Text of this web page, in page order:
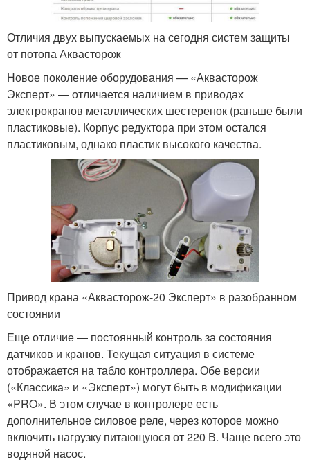
Отличия двух выпускаемых на сегодня систем защиты
от потопа Аквасторож
Новое поколение оборудования — «Аквасторож
Эксперт» — отличается наличием в приводах
электрокранов металлических шестеренок (раньше были
пластиковые). Корпус редуктора при этом остался
пластиковым, однако пластик высокого качества.
Привод крана «Аквасторож-20 Эксперт» в разобранном
состоянии
Еще отличие — постоянный контроль за состояния
датчиков и кранов. Текущая ситуация в системе
отображается на табло контроллера. Обе версии
(«Классика» и «Эксперт») могут быть в модификации
«PRO». В этом случае в контролере есть
дополнительное силовое реле, через которое можно
включить нагрузку питающуюся от 220 В. Чаще всего это
водяной насос.